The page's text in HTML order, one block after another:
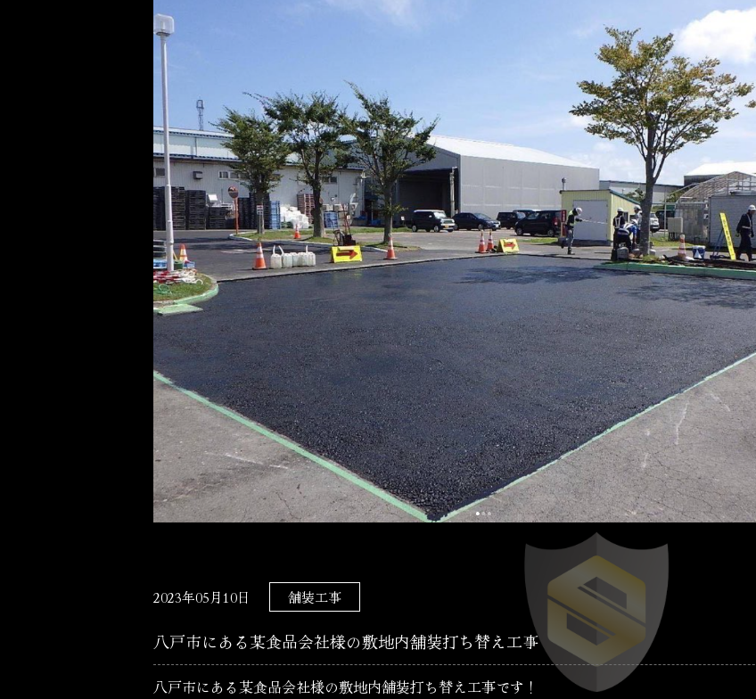
2023年05月10日 舗装工事
八戸市にある某食品会社様の敷地内舗装打ち替え工事
八戸市にある某食品会社様の敷地内舗装打ち替え工事です！